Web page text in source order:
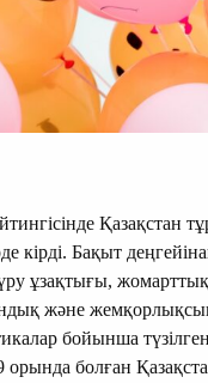
Қазақстан
кірді. Бақыт
ұзақтығы,
және
бойынша
болған